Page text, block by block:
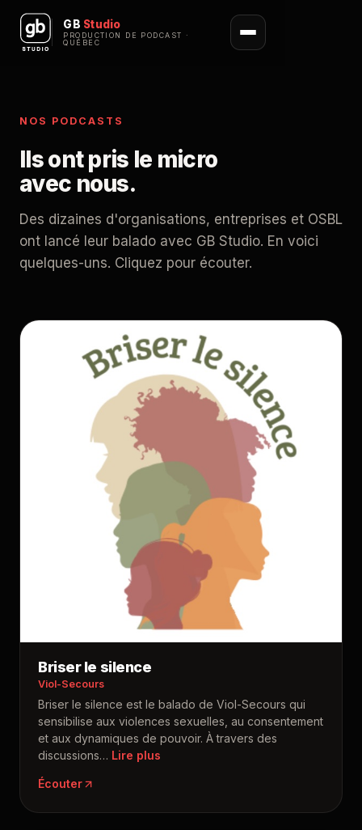
GB Studio
PRODUCTION DE PODCAST ·
QUÉBEC
NOS PODCASTS
Ils ont pris le micro
avec nous.
Des dizaines d'organisations, entreprises et OSBL
ont lancé leur balado avec GB Studio. En voici
quelques-uns. Cliquez pour écouter.
Briser le silence
Viol-Secours
Briser le silence est le balado de Viol-Secours qui
sensibilise aux violences sexuelles, au consentement
et aux dynamiques de pouvoir. À travers des
discussions…
Écouter